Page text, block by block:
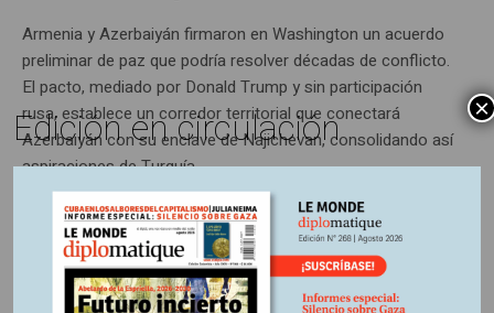
Armenia y Azerbaiyán firmaron en Washington un acuerdo
preliminar de paz que podría resolver décadas de conflicto.
El pacto, mediado por Donald Trump y sin participación
rusa, establece un corredor territorial que conectará
Azerbaiyán con su enclave de Najichevan, consolidando así
aspiraciones de Turquía.
Edición en circulación ×